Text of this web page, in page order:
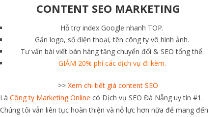
CONTENT SEO MARKETING
Hỗ trợ index Google nhanh TOP.
Gắn logo, số điện thoại, tên công ty vô hình ảnh.
Tư vấn bài viết bán hàng tăng chuyển đổi & SEO tổng thể.
GIẢM 20% phí các dịch vụ đi kèm.
>> Xem chi tiết giá content SEO
Là Công ty Marketing Online có Dịch vụ SEO Đà Nẵng uy tín #1.
Chúng tôi vẫn liên tục hoàn thiện và nỗ lực hơn nữa để mang đến